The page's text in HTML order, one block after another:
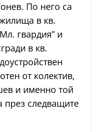
По него са
в кв.
гвардия” и
в кв.
от колектив,
и именно той
през следващите